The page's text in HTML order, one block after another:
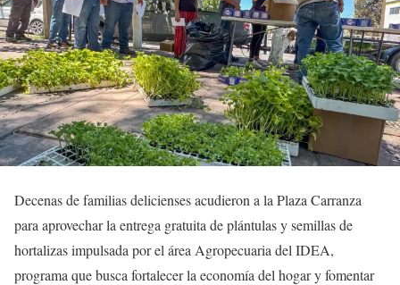
Decenas de familias delicienses acudieron a la Plaza Carranza
para aprovechar la entrega gratuita de plántulas y semillas de
hortalizas impulsada por el área Agropecuaria del IDEA,
programa que busca fortalecer la economía del hogar y fomentar